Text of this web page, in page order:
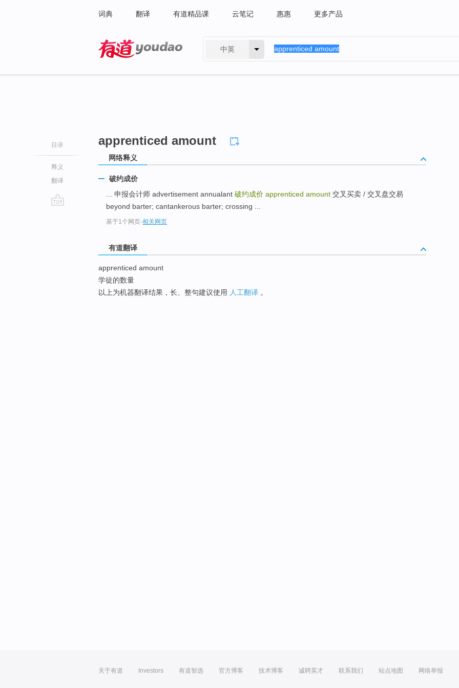
词典 翻译 有道精品课 云笔记 惠惠 更多产品
中英
目录
释义
翻译
apprenticed amount
网络释义
破约成价
... 申报会计师 advertisement annualant 破约成价 apprenticed amount 交叉买卖 / 交叉盘交易
beyond barter; cantankerous barter; crossing ...
基于1个网页-相关网页
有道翻译
apprenticed amount
学徒的数量
以上为机器翻译结果，长、整句建议使用 人工翻译 。
关于有道 Investors 有道智选 官方博客 技术博客 诚聘英才 联系我们 站点地图 网络举报